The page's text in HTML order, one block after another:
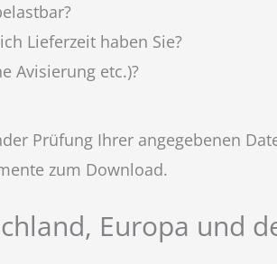
Lieferzeit haben Sie?
Avisierung etc.)?
Prüfung Ihrer angegebenen
zum Download.
Europa und